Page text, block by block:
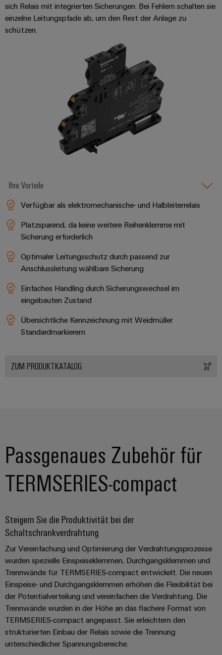
sich Relais mit integrierten Sicherungen. Bei Fehlern schalten sie
einzelne Leitungspfade ab, um den Rest der Anlage zu
schützen.
Ihre Vorteile
Verfügbar als elektromechanische- und Halbleiterrelais
Platzsparend, da keine weitere Reihenklemme mit
Sicherung erforderlich
Optimaler Leitungsschutz durch passend zur
Anschlussleitung wählbare Sicherung
Einfaches Handling durch Sicherungswechsel im
eingebauten Zustand
Übersichtliche Kennzeichnung mit Weidmüller
Standardmarkierern
ZUM PRODUKTKATALOG
Passgenaues Zubehör für
TERMSERIES-compact
Steigern Sie die Produktivität bei der
Schaltschrankverdrahtung
Zur Vereinfachung und Optimierung der Verdrahtungsprozesse
wurden spezielle Einspeiseklemmen, Durchgangsklemmen und
Trennwände für TERMSERIES-compact entwickelt. Die neuen
Einspeise- und Durchgangsklemmen erhöhen die Flexibilität bei
der Potentialverteilung und vereinfachen die Verdrahtung. Die
Trennwände wurden in der Höhe an das flachere Format von
TERMSERIES-compact angepasst. Sie erleichtern den
strukturierten Einbau der Relais sowie die Trennung
unterschiedlicher Spannungsbereiche.